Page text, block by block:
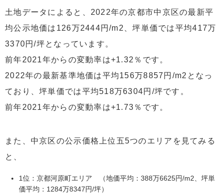
土地データによると、2022年の京都市中京区の最新平
均公示地価は126万2444円/m2、坪単価では平均417万
3370円/坪となっています。
前年2021年からの変動率は+1.32％です。
2022年の最新基準地価は平均156万8857円/m2となっ
ており、坪単価では平均518万6304円/坪です。
前年2021年からの変動率は+1.73％です。
また、中京区の公示価格上位五5つのエリアを見てみる
と、
1位：京都河原町エリア （地価平均：388万6625円/m2、坪単
価平均：1284万8347円/坪）